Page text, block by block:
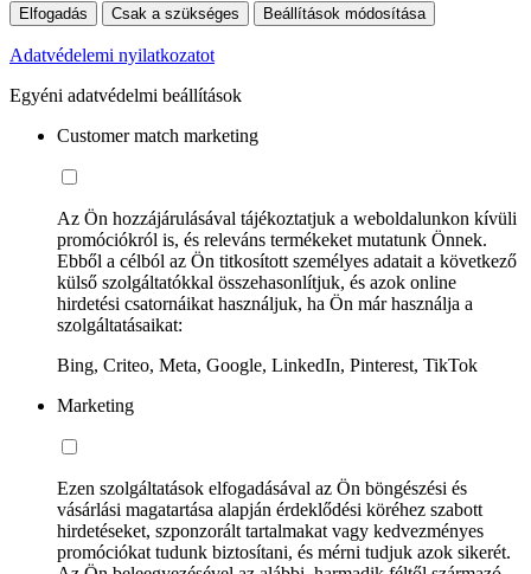
Elfogadás Csak a szükséges Beállítások módosítása
Adatvédelemi nyilatkozatot
Egyéni adatvédelmi beállítások
Customer match marketing
Az Ön hozzájárulásával tájékoztatjuk a weboldalunkon kívüli
promóciókról is, és releváns termékeket mutatunk Önnek.
Ebből a célból az Ön titkosított személyes adatait a következő
külső szolgáltatókkal összehasonlítjuk, és azok online
hirdetési csatornáikat használjuk, ha Ön már használja a
szolgáltatásaikat:
Bing, Criteo, Meta, Google, LinkedIn, Pinterest, TikTok
Marketing
Ezen szolgáltatások elfogadásával az Ön böngészési és
vásárlási magatartása alapján érdeklődési köréhez szabott
hirdetéseket, szponzorált tartalmakat vagy kedvezményes
promóciókat tudunk biztosítani, és mérni tudjuk azok sikerét.